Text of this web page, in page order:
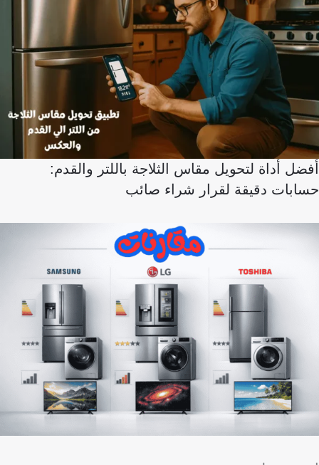
أفضل أداة لتحويل مقاس الثلاجة باللتر والقدم:
حسابات دقيقة لقرار شراء صائب